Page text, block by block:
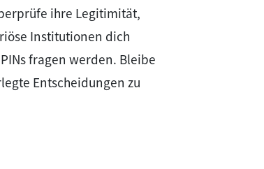
ihre Legitimität,
Institutionen dich
fragen werden. Bleibe
Entscheidungen zu